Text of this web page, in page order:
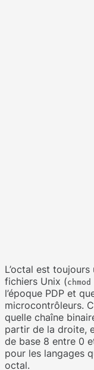
L’octal est
fichiers Unix (
l’époque PDP et
microcontrôleurs.
quelle chaîne
partir de la droite,
de base 8 entre 0
pour les langages
octal.